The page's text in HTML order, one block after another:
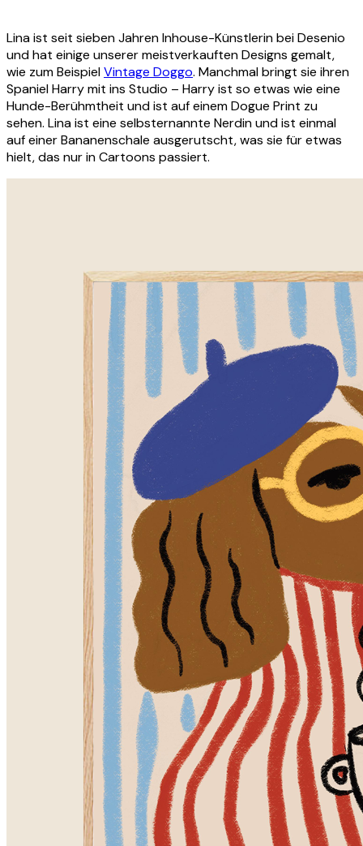
Lina ist seit sieben Jahren Inhouse-Künstlerin bei Desenio
und hat einige unserer meistverkauften Designs gemalt,
wie zum BeispielVintage Doggo. Manchmal bringt sie ihren
Spaniel Harry mit ins Studio – Harry ist so etwas wie eine
Hunde-Berühmtheit und ist auf einem Dogue Print zu
sehen. Lina ist eine selbsternannte Nerdin und ist einmal
auf einer Bananenschale ausgerutscht, was sie für etwas
hielt, das nur in Cartoons passiert.